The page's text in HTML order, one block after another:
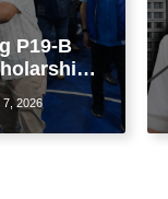
P19-B
7, 2026